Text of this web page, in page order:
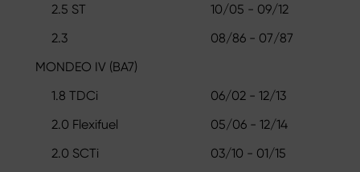
2.5 ST
10/05 - 09/12
2.3
08/86 - 07/87
MONDEO IV (BA7)
1.8 TDCi
06/02 - 12/13
2.0 Flexifuel
05/06 - 12/14
2.0 SCTi
03/10 - 01/15